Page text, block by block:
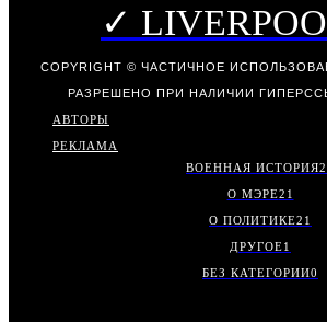
✓
COPYRIGHT © ЧАСТИЧНОЕ
РАЗРЕШЕНО ПРИ НАЛИЧИИ
АВТОРЫ
РЕКЛАМА
ВОЕННАЯ ИСТОРИЯ
О МЭРЕ21
О ПОЛИТИКЕ21
ДРУГОЕ1
БЕЗ КАТЕГОРИИ0